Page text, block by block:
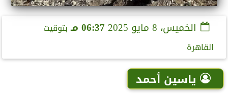
الخميس، 8 مايو 2025 06:37 مـ
بتوقيت
القاهرة
ياسين أحمد